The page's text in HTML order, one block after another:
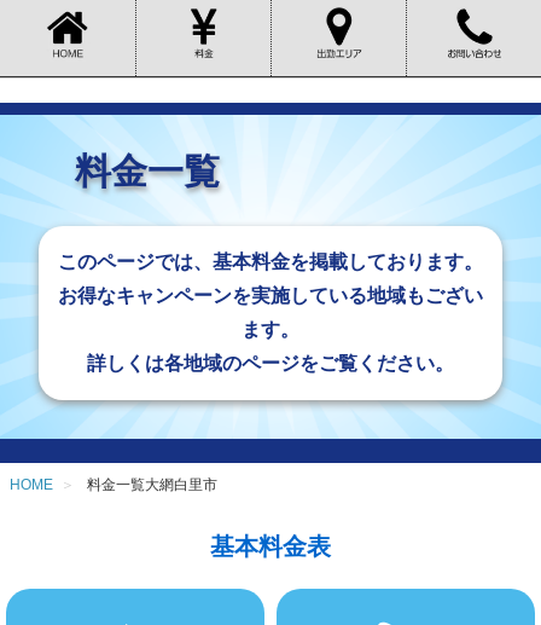
料金一覧
このページでは、基本料金を掲載しております。
お得なキャンペーンを実施している地域もござい
ます。
詳しくは各地域のページをご覧ください。
HOME 料金一覧大網白里市
基本料金表